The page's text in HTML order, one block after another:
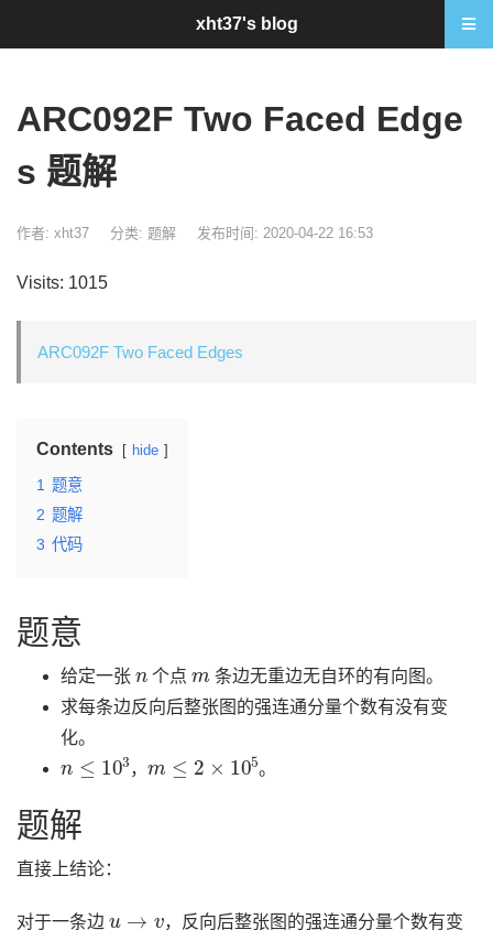
ARC092F Two Faced Edge
s 题解
作者: xht37 分类: 题解 发布时间: 2020-04-22 16:53
Visits: 1015
ARC092F Two Faced Edges
Contents hide
1 题意
2 题解
3 代码
题意
给定一张 个点
条边无重边无自环的有向图。
求每条边反向后整张图的强连通分量个数有没有变
化。
10 3
，
2 ×10 5
。
题解
直接上结论：
对于一条边
，反向后整张图的强连通分量个数有变
xht37's blog